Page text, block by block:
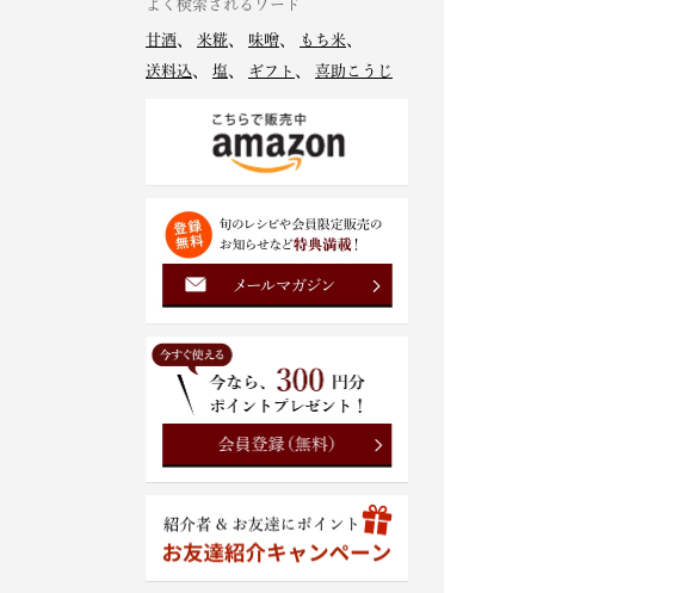
よく検索されるワード
甘酒 米糀 味噌 もち米
送料込
塩 ギフト 喜助こうじ